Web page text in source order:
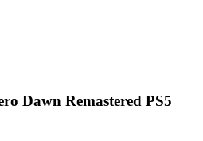
Dawn Remastered PS5